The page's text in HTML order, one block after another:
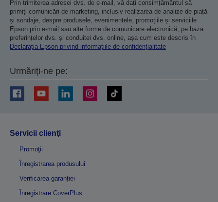
Prin trimiterea adresei dvs. de e-mail, vă dați consimțământul să
primiți comunicări de marketing, inclusiv realizarea de analize de piață
și sondaje, despre produsele, evenimentele, promoțiile și serviciile
Epson prin e-mail sau alte forme de comunicare electronică, pe baza
preferințelor dvs. și conduitei dvs. online, așa cum este descris în
Declarația Epson privind informațiile de confidențialitate
Urmăriți-ne pe:
Servicii clienţi
Promoţii
Înregistrarea produsului
Verificarea garanției
Înregistrare CoverPlus